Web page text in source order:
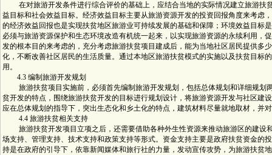
在对旅游开发条件进行综合评价的基础上，应结合当地的实际情况建立旅游扶
益目标和社会效益目标。经济效益目标主要从旅游资源开发的投资回报角度来考虑
的经济效益回报也是实现扶贫地区旅游业可持续发展的基础和保障；环境效益目标
必须与旅游资源保护和生态环境改造有机统一起来，以实现旅游资源的永续利用，
发的根本目的来考虑的，充分考虑旅游扶贫项目建成后，能为当地社区居民提供多
化，不断改善社区居民的生活质量。通过本地区旅游扶贫模式的实施以及扶贫目标
用。
4.3 编制旅游开发规划
旅游扶贫项目实施前，必须首先编制旅游开发规划，包括总体规划和详细规划
贫开发的特点，围绕旅游扶贫开发的目标进行规划设计，将旅游资源开发与社区建
应在总体规划的指导下，突出生态化和乡土化的特点，建筑材料尽量就地取材，并
4.4 旅游扶贫相关支持
旅游扶贫开发项目立项之后，还需要借助各种外生性资源来推动旅游区的建设
场支持、管理支持、技术支持和政策支持等形式。资金支持主要是政府扶贫资金的
持是在政府的引导下，依靠新闻媒体和旅行社的力量，发动宣传攻势，为旅游扶贫